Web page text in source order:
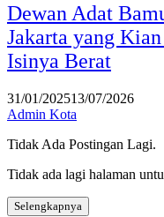
Dewan Adat
Jakarta yang
Isinya Berat
31/01/202513/07/2026
Admin Kota
Tidak Ada Postingan Lagi.
Tidak ada lagi halaman
Selengkapnya